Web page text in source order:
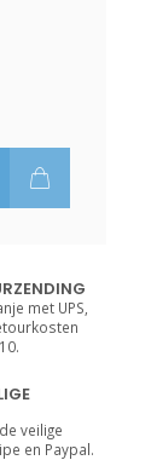
met UPS,
veilige
en Paypal.